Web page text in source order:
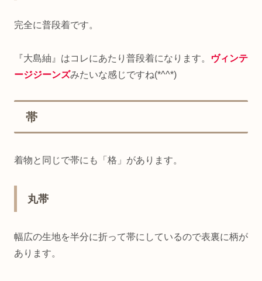
完全に普段着です。
『大島紬』はコレにあたり普段着になります。
ヴィンテ
ージジーンズみたいな感じですね(*^^*)
帯
着物と同じで帯にも「格」があります。
丸帯
幅広の生地を半分に折って帯にしているので表裏に柄が
あります。